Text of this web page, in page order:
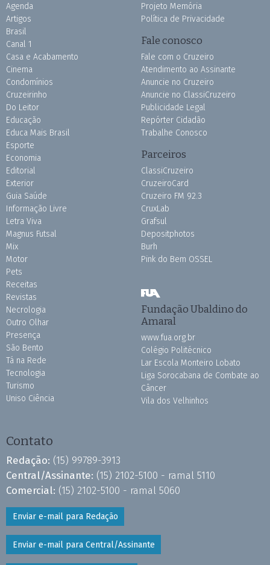
Agenda
Artigos
Brasil
Canal 1
Casa e Acabamento
Cinema
Condomínios
Cruzeirinho
Do Leitor
Educação
Educa Mais Brasil
Esporte
Economia
Editorial
Exterior
Guia Saúde
Informação Livre
Letra Viva
Magnus Futsal
Mix
Motor
Pets
Receitas
Revistas
Necrologia
Outro Olhar
Presença
São Bento
Tá na Rede
Tecnologia
Turismo
Uniso Ciência
Projeto Memória
Política de Privacidade
Fale conosco
Fale com o Cruzeiro
Atendimento ao Assinante
Anuncie no Cruzeiro
Anuncie no ClassiCruzeiro
Publicidade Legal
Repórter Cidadão
Trabalhe Conosco
Parceiros
ClassiCruzeiro
CruzeiroCard
Cruzeiro FM 92.3
CruxLab
Grafsul
Depositphotos
Burh
Pink do Bem OSSEL
Fundação Ubaldino do
Amaral
www.fua.org.br
Colégio Politécnico
Lar Escola Monteiro Lobato
Liga Sorocabana de Combate ao
Câncer
Vila dos Velhinhos
Contato
Redação: (15) 99789-3913
Central/Assinante: (15) 2102-5100 - ramal 5110
Comercial: (15) 2102-5100 - ramal 5060
Enviar e-mail para Redação
Enviar e-mail para Central/Assinante